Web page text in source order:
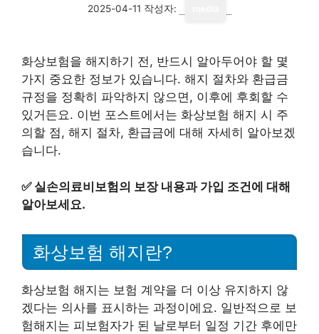
2025-04-11 작성자:
화상보험을 해지하기 전, 반드시 알아두어야 할 몇
가지 중요한 정보가 있습니다. 해지 절차와 환급금
규정을 정확히 파악하지 않으면, 이후에 후회할 수
있거든요. 이번 포스트에서는 화상보험 해지 시 주
의할 점, 해지 절차, 환급금에 대해 자세히 알아보겠
습니다.
✅ 실손의료비보험의 보장 내용과 가입 조건에 대해
알아보세요.
화상보험 해지란?
화상보험 해지는 보험 계약을 더 이상 유지하지 않
겠다는 의사를 표시하는 과정이에요. 일반적으로 보
험해지는 피보험자가 된 날로부터 일정 기간 후에만